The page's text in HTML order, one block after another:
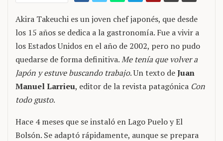
Akira Takeuchi es un joven chef japonés, que desde
los 15 años se dedica a la gastronomía. Fue a vivir a
los Estados Unidos en el año de 2002, pero no pudo
quedarse de forma definitiva.Me tenía que volver a
Japón y estuve buscando trabajo. Un texto deJuan
Manuel Larrieu, editor de la revista patagónica Con
todo gusto.
Hace 4 meses que se instaló en Lago Puelo y El
Bolsón. Se adaptó rápidamente, aunque se prepara